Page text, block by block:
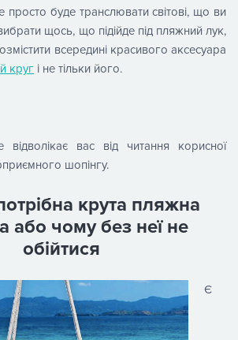
просто буде транслювати світові, що ви
щось, що підійде під пляжний лук,
всередині красивого аксесуара
круг і не тільки його.
відволікає вас від читання корисної
шопінгу.
крута пляжна
або чому без неї не
обійтися
Є